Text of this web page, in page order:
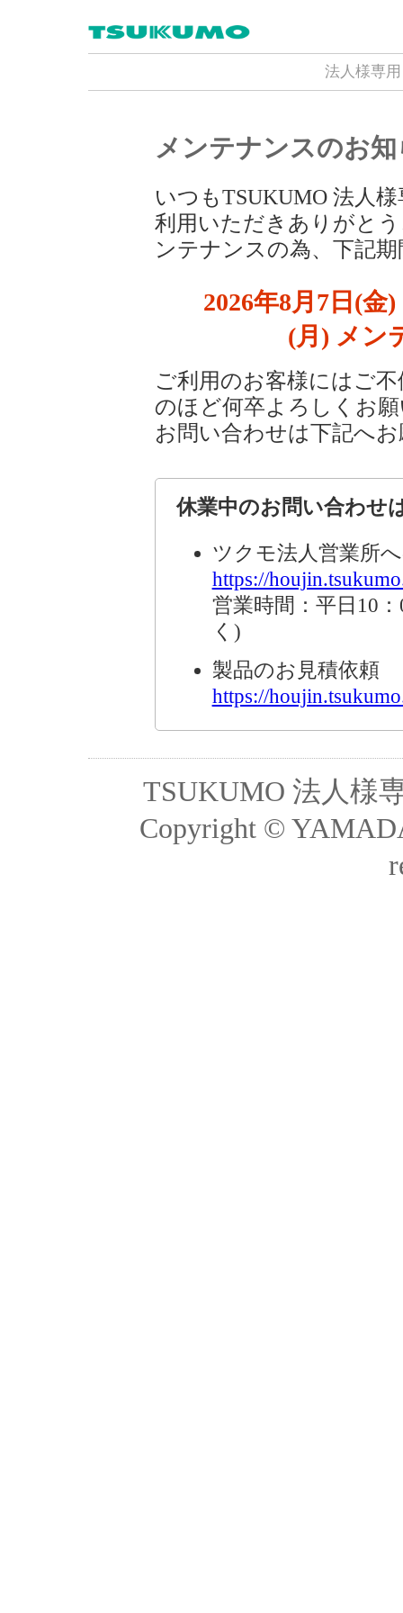
法人様専
メンテナンスのお
いつもTSUKUMO 法人
利用いただきありがと
ンテナンスの為、下記
2026年8月7日(金
(月) メン
ご利用のお客様にはご
のほど何卒よろしくお
お問い合わせは下記へ
休業中のお問い合わせ
ツクモ法人営業所
https://
営業時間：平日10
く)
製品のお見積依頼
https://
TSUKUMO 法人様
Copyright ©